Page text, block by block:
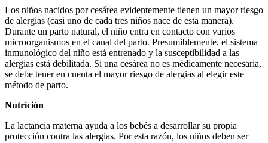
Los niños nacidos por cesárea evidentemente tienen un mayor riesgo
de alergias (casi uno de cada tres niños nace de esta manera).
Durante un parto natural, el niño entra en contacto con varios
microorganismos en el canal del parto. Presumiblemente, el sistema
inmunológico del niño está entrenado y la susceptibilidad a las
alergias está debilitada. Si una cesárea no es médicamente necesaria,
se debe tener en cuenta el mayor riesgo de alergias al elegir este
método de parto.
Nutrición
La lactancia materna ayuda a los bebés a desarrollar su propia
protección contra las alergias. Por esta razón, los niños deben ser